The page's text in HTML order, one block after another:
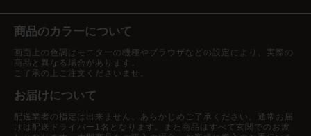
商品のカラーについて
画面上の色調はモニターの機種やブラウザなどの設定により、実際の
商品と異なる場合があります。
ご了承の上ご注文くださいませ。
お届けについて
配送業者の指定は出来ません。あらかじめご了承ください。通常お届
けは配送ドライバー1名となります。また商品はすべて玄関でのお渡